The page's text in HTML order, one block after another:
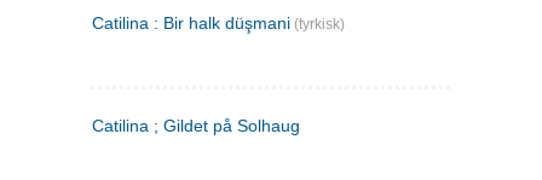
Catilina : Bir halk düşmani (tyrkisk)
Catilina ; Gildet på Solhaug